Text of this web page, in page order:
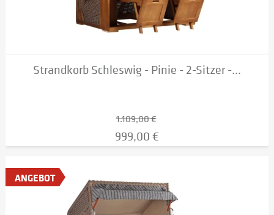
Strandkorb Schleswig - Pinie - 2-Sitzer -...
1.109,00 €
999,00 €
ANGEBOT